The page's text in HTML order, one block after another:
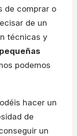
de comprar o
de un
técnicas y
podemos
hacer un
de
un